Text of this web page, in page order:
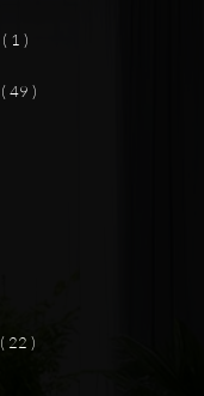
( 1 )
( 49 )
( 22 )